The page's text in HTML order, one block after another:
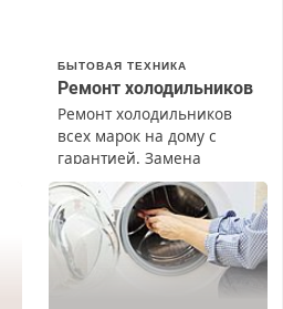
БЫТОВАЯ ТЕХНИКА
Ремонт холодильников
Ремонт холодильников
всех марок на дому с
гарантией. Замена
резины. Качественно.
Недорого. Без выходных.
Все районы. Скидка.
Вызов бесплатный.